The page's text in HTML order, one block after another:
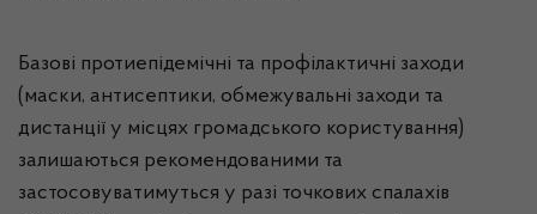
Базові протиепідемічні та профілактичні заходи
(маски, антисептики, обмежувальні заходи та
дистанції у місцях громадського користування)
залишаються рекомендованими та
застосовуватимуться у разі точкових спалахів